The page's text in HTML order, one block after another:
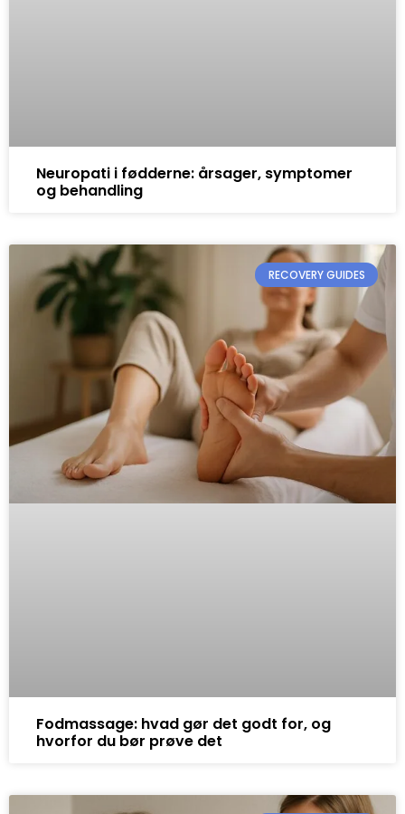
Neuropati i fødderne: årsager, symptomer
og behandling
RECOVERY GUIDES
Fodmassage: hvad gør det godt for, og
hvorfor du bør prøve det